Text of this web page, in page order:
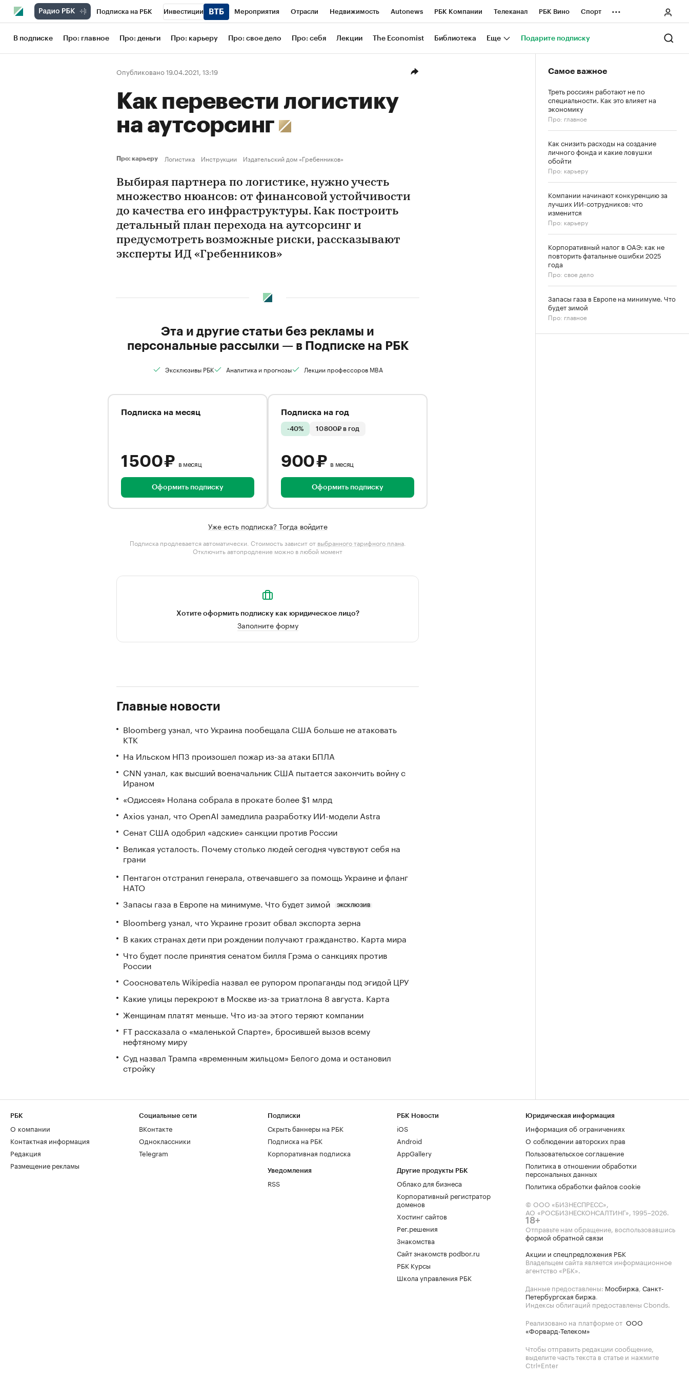
Подписка на РБК Инвестиции Мероприятия Отрасли Недвижимость Autonews РБК Компании Телеканал РБК Вино Спорт
Школа управления РБК РБК Образование РБК Life Тренды Визионеры Национальные проекты Город
Рынок наличной валюты
...
В подписке Про: главное Про: деньги Про: карьеру Про: свое дело Про: себя Лекции The Economist Библиотека Еще Подарите подписку
Опубликовано 19.04.2021, 13:19
Как перевести логистику
на аутсорсинг
Про: карьеру Логистика Инструкции Издательский дом «Гребенников»
Выбирая партнера по логистике, нужно учесть
множество нюансов: от финансовой устойчивости
до качества его инфраструктуры. Как построить
детальный план перехода на аутсорсинг и
предусмотреть возможные риски, рассказывают
эксперты ИД «Гребенников»
Эта и другие статьи без рекламы и
персональные рассылки — в Подписке на РБК
Эксклюзивы РБК Аналитика и прогнозы Лекции профессоров MBA
Подписка на месяц
1 500 ₽ в месяц
Оформить подписку
Подписка на год
-40% 10 800₽ в год
900 ₽ в месяц
Оформить подписку
Уже есть подписка? Тогда войдите
Подписка продлевается автоматически. Стоимость зависит от выбранного тарифного плана.
Отключить автопродление можно в любой момент
Хотите оформить подписку как юридическое лицо?
Заполните форму
Главные новости
Bloomberg узнал, что Украина пообещала США больше не атаковать
КТК
На Ильском НПЗ произошел пожар из-за атаки БПЛА
CNN узнал, как высший военачальник США пытается закончить войну с
Ираном
«Одиссея» Нолана собрала в прокате более $1 млрд
Axios узнал, что OpenAI замедлила разработку ИИ-модели Astra
Сенат США одобрил «адские» санкции против России
Великая усталость. Почему столько людей сегодня чувствуют себя на
грани
Пентагон отстранил генерала, отвечавшего за помощь Украине и фланг
НАТО
Запасы газа в Европе на минимуме. Что будет зимой
ЭКСКЛЮЗИВ
Bloomberg узнал, что Украине грозит обвал экспорта зерна
В каких странах дети при рождении получают гражданство. Карта мира
Что будет после принятия сенатом билля Грэма о санкциях против
России
Сооснователь Wikipedia назвал ее рупором пропаганды под эгидой ЦРУ
Какие улицы перекроют в Москве из-за триатлона 8 августа. Карта
Женщинам платят меньше. Что из-за этого теряют компании
FT рассказала о «маленькой Спарте», бросившей вызов всему
нефтяному миру
Суд назвал Трампа «временным жильцом» Белого дома и остановил
стройку
Самое важное
Треть россиян работают не по
специальности. Как это влияет на
экономику
Про: главное
Как снизить расходы на создание
личного фонда и какие ловушки
обойти
Про: карьеру
Компании начинают конкуренцию за
лучших ИИ-сотрудников: что
изменится
Про: карьеру
Корпоративный налог в ОАЭ: как не
повторить фатальные ошибки 2025
года
Про: свое дело
Запасы газа в Европе на минимуме. Что
будет зимой
Про: главное
РБК
О компании
Контактная информация
Редакция
Размещение рекламы
Социальные сети
ВКонтакте
Одноклассники
Telegram
Подписки
Скрыть баннеры на РБК
Подписка на РБК
Корпоративная подписка
Уведомления
RSS
РБК Новости
iOS
Android
AppGallery
Другие продукты РБК
Облако для бизнеса
Корпоративный регистратор
доменов
Хостинг сайтов
Рег.решения
Знакомства
Сайт знакомств podbor.ru
РБК Курсы
Школа управления РБК
Юридическая информация
Информация об ограничениях
О соблюдении авторских прав
Пользовательское соглашение
Политика в отношении обработки
персональных данных
Политика обработки файлов cookie
© ООО «БИЗНЕСПРЕСС»,
АО «РОСБИЗНЕСКОНСАЛТИНГ», 1995–2026.
18+
Отправьте нам обращение, воспользовавшись
формой обратной связи
Акции и спецпредложения РБК
Владельцем сайта является информационное
агентство «РБК».
Данные предоставлены: Мосбиржа, Санкт-
Петербургская биржа.
Индексы облигаций предоставлены Cbonds.
Реализовано на платформе от ООО
«Форвард-Телеком»
Чтобы отправить редакции сообщение,
выделите часть текста в статье и нажмите
Ctrl+Enter